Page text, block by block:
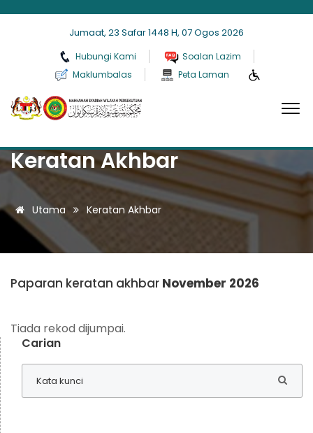
Jumaat, 23 Safar 1448 H, 07 Ogos 2026
Hubungi Kami
Soalan Lazim
Maklumbalas
Peta Laman
Keratan Akhbar
Utama Keratan Akhbar
Paparan keratan akhbar November 2026
Tiada rekod dijumpai.
Carian